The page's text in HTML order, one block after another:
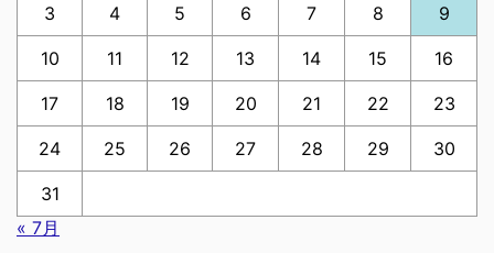
3 4 5 6 7 8 9
10 11 12 13 14 15 16
17 18 19 20 21 22 23
24 25 26 27 28 29 30
31
« 7月